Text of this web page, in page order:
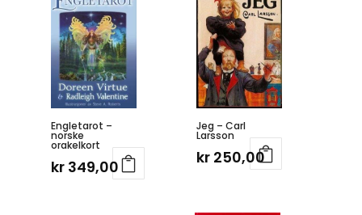
Engletarot –
norske
orakelkort
kr349,00
Jeg – Carl
Larsson
kr 250,00